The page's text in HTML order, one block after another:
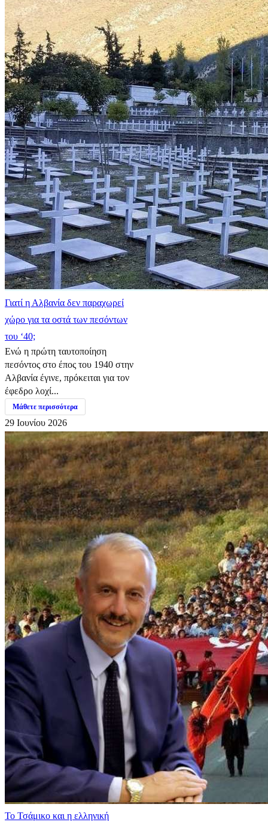
Γιατί η Αλβανία δεν παραχωρεί
χώρο για τα οστά των πεσόντων
του ‘40;
Ενώ η πρώτη ταυτοποίηση
πεσόντος στο έπος του 1940 στην
Αλβανία έγινε, πρόκειται για τον
έφεδρο λοχί...
Μάθετε περισσότερα
29 Ιουνίου 2026
​Το Τσάμικο και η ελληνική